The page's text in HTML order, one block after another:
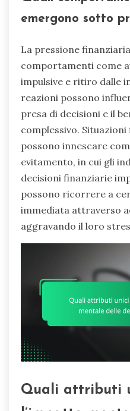
emergono sotto
La pressione
comportamenti come
impulsive e ritiro dalle
reazioni possono
presa di decisioni e il
complessivo.
possono innescare
evitamento, in cui gli
decisioni finanziarie
possono ricorrere a
immediata attraverso
aggravando il loro
Quali attributi